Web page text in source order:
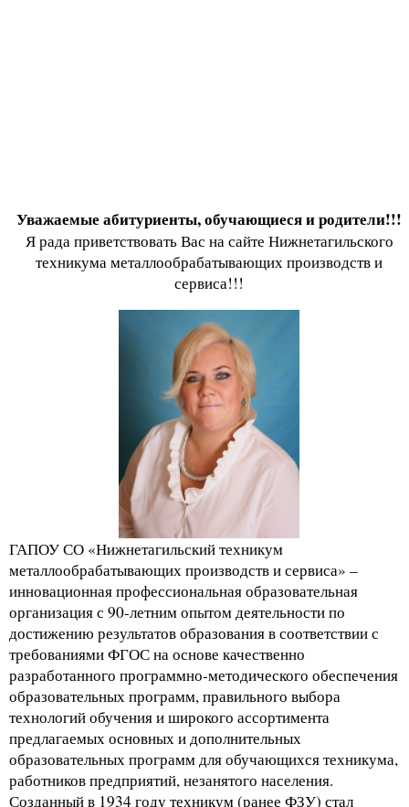
Уважаемые абитуриенты, обучающиеся и родители!!!
Я рада приветствовать Вас на сайте Нижнетагильского
техникума металлообрабатывающих производств и
сервиса!!!
ГАПОУ СО «Нижнетагильский техникум
металлообрабатывающих производств и сервиса» –
инновационная профессиональная образовательная
организация с 90-летним опытом деятельности по
достижению результатов образования в соответствии с
требованиями ФГОС на основе качественно
разработанного программно-методического обеспечения
образовательных программ, правильного выбора
технологий обучения и широкого ассортимента
предлагаемых основных и дополнительных
образовательных программ для обучающихся техникума,
работников предприятий, незанятого населения.
Созданный в 1934 году техникум (ранее ФЗУ) стал